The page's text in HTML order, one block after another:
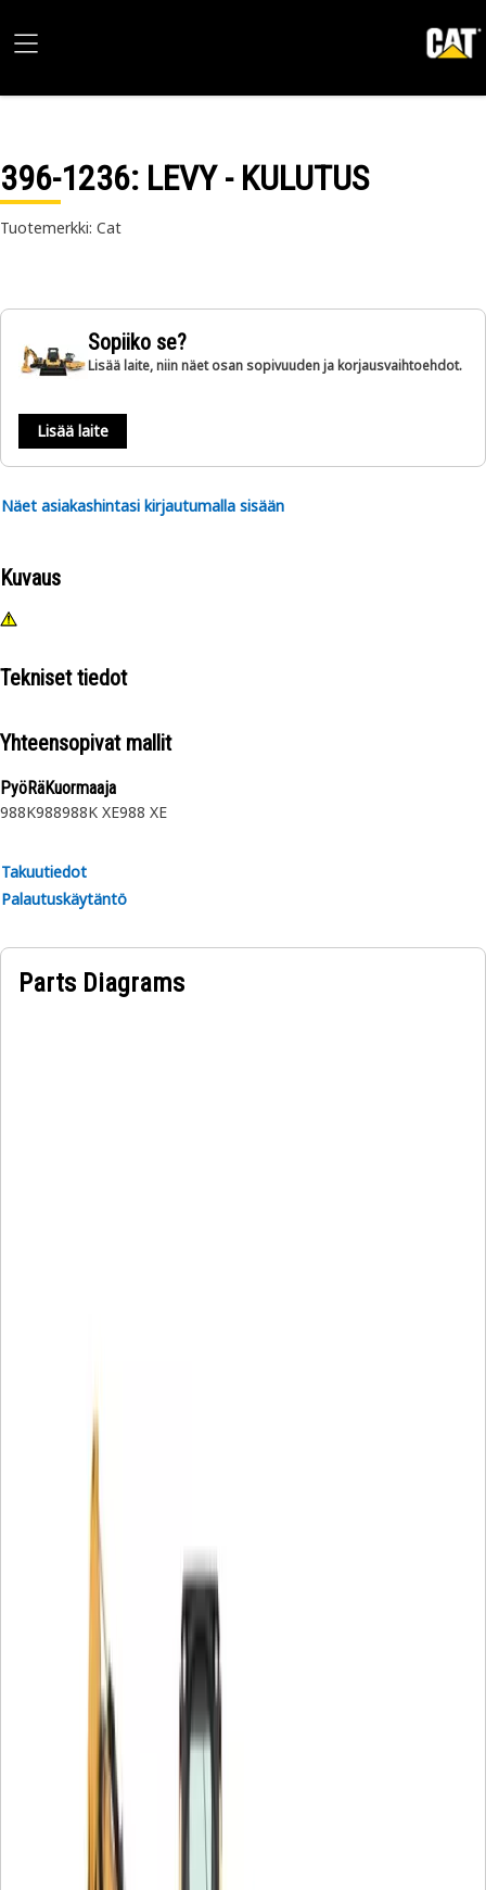
396-1236: LEVY - KULUTUS
Tuotemerkki: Cat
Sopiiko se?
Lisää laite, niin näet osan sopivuuden ja korjausvaihtoehdot.
Lisää laite
Näet asiakashintasi kirjautumalla sisään
Kuvaus
Tekniset tiedot
Yhteensopivat mallit
PyöRäKuormaaja
988K988988K XE988 XE
Takuutiedot
Palautuskäytäntö
Parts Diagrams